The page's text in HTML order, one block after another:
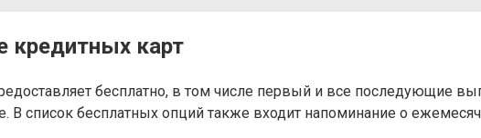
кредитных карт
бесплатно, в том числе первый и все последующие
В список бесплатных опций также входит напоминание о